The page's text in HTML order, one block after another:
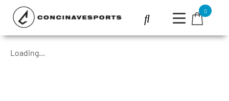
0
Loading...